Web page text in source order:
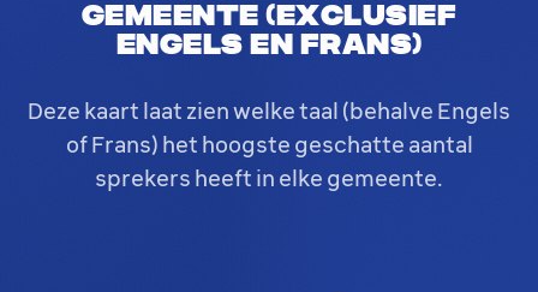
gemeente (exclusief
Engels en Frans)
Deze kaart laat zien welke taal (behalve Engels
of Frans) het hoogste geschatte aantal
sprekers heeft in elke gemeente.